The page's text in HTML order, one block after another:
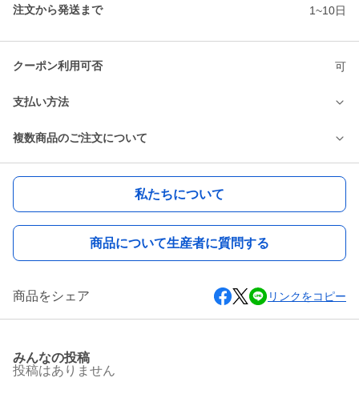
注文から発送まで 1~10日
クーポン利用可否 可
支払い方法
複数商品のご注文について
私たちについて
商品について生産者に質問する
商品をシェア リンクをコピー
みんなの投稿
投稿はありません